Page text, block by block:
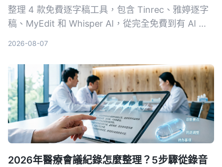
整理 4 款免費逐字稿工具，包含 Tinrec、雅婷逐字
稿、MyEdit 和 Whisper AI，從完全免費到有 AI 進
2026-08-07
2026年醫療會議紀錄怎麼整理？5步驟從錄音